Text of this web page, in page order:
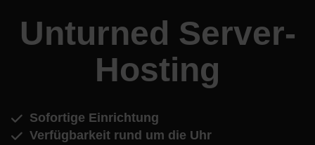
Unturned Server-
Hosting
Sofortige Einrichtung
Verfügbarkeit rund um die Uhr